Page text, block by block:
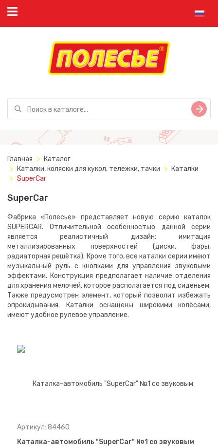
Главная
Каталог
Каталки, коляски для кукол, тележки, тачки
Каталки
SuperCar
SuperCar
Фабрика «Полесье» представляет новую серию каталок
SUPERCAR. Отличительной особенностью данной серии
является реалистичный дизайн: имитация
металлизированных поверхностей (диски, фары,
радиаторная решётка). Кроме того, все каталки серии имеют
музыкальный руль с кнопками для управления звуковыми
эффектами. Конструкция предполагает наличие отделения
для хранения мелочей, которое располагается под сиденьем.
Также предусмотрен элемент, который позволит избежать
опрокидывания. Каталки оснащены широкими колёсами,
имеют удобное рулевое управление.
Артикул: 84460
Каталка-автомобиль "SuperCar" №1 со звуковым